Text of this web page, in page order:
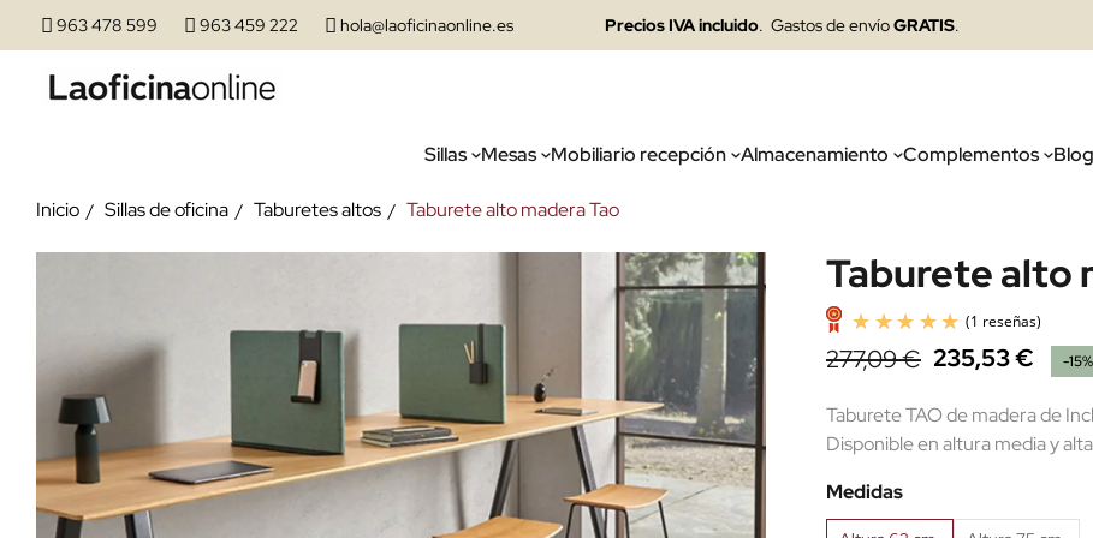
963 478 599 963 459 222 hola@laoficinaonline.es Precios IVA incluido. Gastos de envíoGRATIS.
Sillas Mesas Mobiliario recepción Almacenamiento Complementos Blog
Inicio Sillas de oficina Taburetes altos Taburete alto madera Tao
Taburete alto
277,09 € 235,53 € -15%
Taburete TAO de madera de
Disponible en altura media y
Medidas